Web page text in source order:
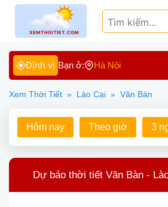
Định vị Bạn ở: Hà Nội
Xem Thời Tiết » Lào Cai » Văn Bàn
Hôm nay Theo giờ 3
Dự báo thời tiết Văn Bàn -